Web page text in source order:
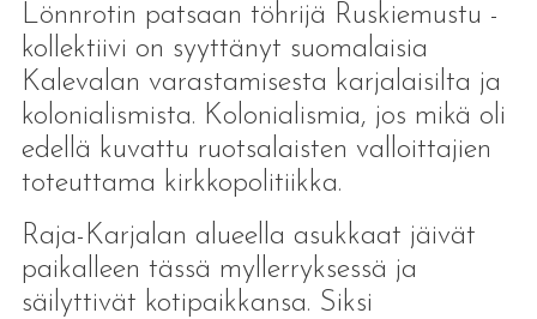
Lönnrotin patsaan töhrijä Ruskiemustu -
kollektiivi on syyttänyt suomalaisia
Kalevalan varastamisesta karjalaisilta ja
kolonialismista. Kolonialismia, jos mikä oli
edellä kuvattu ruotsalaisten valloittajien
toteuttama kirkkopolitiikka.
Raja-Karjalan alueella asukkaat jäivät
paikalleen tässä myllerryksessä ja
säilyttivät kotipaikkansa. Siksi